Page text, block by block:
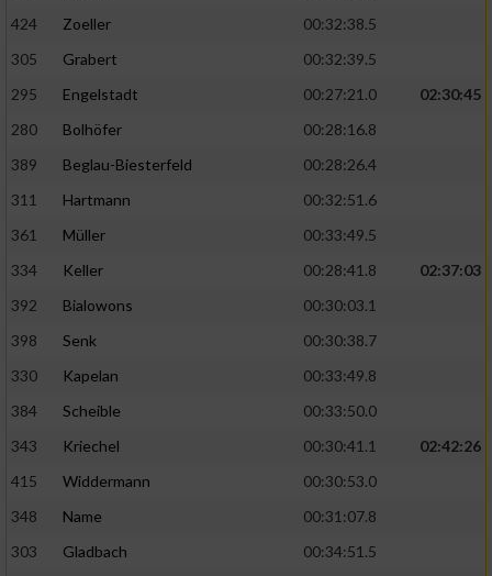
424
Zoeller
00:32:38.5
305
Grabert
00:32:39.5
295
Engelstadt 00:27:21.0
02:30:45
280
Bolhöfer
00:28:16.8
389
Beglau-Biesterfeld
00:28:26.4
311
Hartmann
00:32:51.6
361
Müller
00:33:49.5
334
Keller 00:28:41.8
02:37:03
392
Bialowons
00:30:03.1
398
Senk
00:30:38.7
330
Kapelan
00:33:49.8
384
Scheible
00:33:50.0
343
Kriechel 00:30:41.1
02:42:26
415
Widdermann
00:30:53.0
348
Name
00:31:07.8
303
Gladbach
00:34:51.5